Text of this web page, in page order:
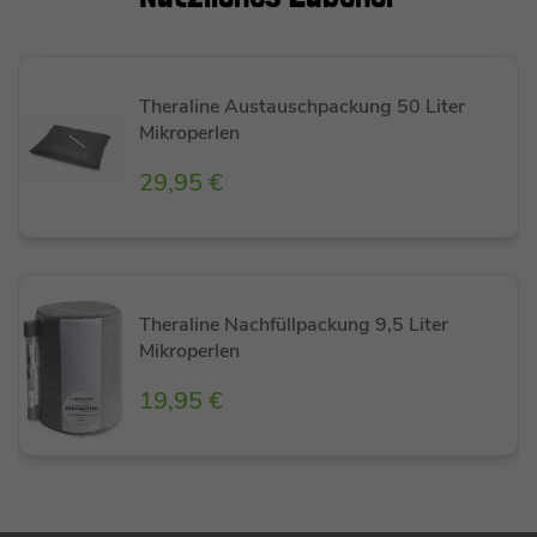
Das Nachfüllset sowie Hinweise zum
Auffüllen Eures Kissens findet Ihr hier:
Theraline Austauschpackung 50 Liter
Mikroperlen
29,95 €
Theraline Nachfüllpackung 9,5 Liter
Mikroperlen
19,95 €